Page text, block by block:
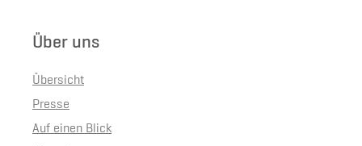
Über uns
Übersicht
Presse
Auf einen Blick